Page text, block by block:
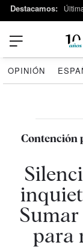
Destacamos:
OPINIÓN
Contención
para